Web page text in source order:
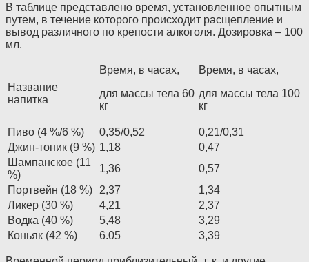
В таблице представлено время, установленное опытным
путем, в течение которого происходит расщепление и
вывод различного по крепости алкоголя. Дозировка – 100
мл.
Название
напитка
Время, в часах,
для массы тела 60
кг
Время, в часах,
для массы тела 100
кг
Пиво (4 %/6 %) 0,35/0,52
0,21/0,31
Джин-тоник (9 %) 1,18
0,47
Шампанское (11
%)
1,36
0,57
Портвейн (18 %)
2,37
1,34
Ликер (30 %)
4,21
2,37
Водка (40 %)
5,48
3,29
Коньяк (42 %)
6.05 3,39